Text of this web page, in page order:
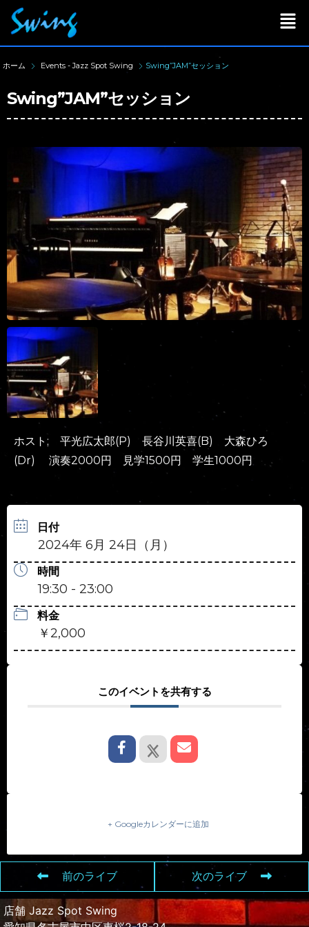
ホーム Events - Jazz Spot Swing Swing”JAM”セッション
Swing”JAM”セッション
ホスト; 平光広太郎(P) 長谷川英喜(B) 大森ひろ
(Dr) 演奏2000円 見学1500円 学生1000円
日付
2024年 6月 24日（月）
時間
19:30 - 23:00
料金
￥2,000
このイベントを共有する
+ Googleカレンダーに追加
前のライブ 次のライブ
店舗 Jazz Spot Swing